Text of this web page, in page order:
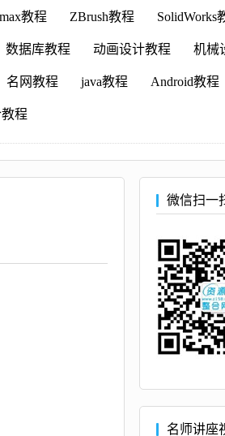
教程 ZBrush教程 SolidWorks
数据库教程 动画设计教程 机械
名网教程 java教程 Android教程
程
微信扫一
名师讲座